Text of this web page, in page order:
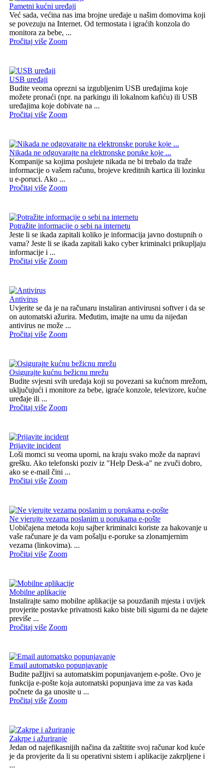
Pametni kućni uređaji
Već sada, većina nas ima brojne uređaje u našim domovima koji
se povezuju na Internet. Od termostata i igraćih konzola do
monitora za bebe, ...
Pročitaj više Zoom
USB uređaji
Budite veoma oprezni sa izgubljenim USB uređajima koje
možete pronaći (npr. na parkingu ili lokalnom kafiću) ili USB
uređajima koje dobivate na ...
Pročitaj više Zoom
Nikada ne odgovarajte na elektronske poruke koje ...
Kompanije sa kojima poslujete nikada ne bi trebalo da traže
informacije o vašem računu, brojeve kreditnih kartica ili lozinku
u e-poruci. Ako ...
Pročitaj više Zoom
Potražite informacije o sebi na internetu
Jeste li se ikada zapitali koliko je informacija javno dostupnih o
vama? Jeste li se ikada zapitali kako cyber kriminalci prikupljaju
informacije i ...
Pročitaj više Zoom
Antivirus
Uvjerite se da je na računaru instaliran antivirusni softver i da se
on automatski ažurira. Međutim, imajte na umu da nijedan
antivirus ne može ...
Pročitaj više Zoom
Osigurajte kućnu bežicnu mrežu
Budite svjesni svih uređaja koji su povezani sa kućnom mrežom,
uključujući i monitore za bebe, igraće konzole, televizore, kućne
uređaje ili ...
Pročitaj više Zoom
Prijavite incident
Loši momci su veoma uporni, na kraju svako može da napravi
grešku. Ako telefonski poziv iz "Help Desk-a" ne zvuči dobro,
ako se e-mail čini ...
Pročitaj više Zoom
Ne vjerujte vezama poslanim u porukama e-pošte
Uobičajena metoda koju sajber kriminalci koriste za hakovanje u
vaše računare je da vam pošalju e-poruke sa zlonamjernim
vezama (linkovima). ...
Pročitaj više Zoom
Mobilne aplikacije
Instalirajte samo mobilne aplikacije sa pouzdanih mjesta i uvijek
provjerite postavke privatnosti kako biste bili sigurni da ne dajete
previše ...
Pročitaj više Zoom
Email automatsko popunjavanje
Budite pažljivi sa automatskim popunjavanjem e-pošte. Ovo je
funkcija e-pošte koja automatski popunjava ime za vas kada
počnete da ga unosite u ...
Pročitaj više Zoom
Zakrpe i ažuriranje
Jedan od najefikasnijih načina da zaštitite svoj računar kod kuće
je da provjerite da li su operativni sistem i aplikacije zakrpljene i
...